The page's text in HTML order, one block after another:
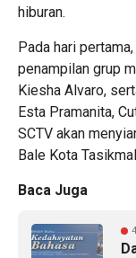
hiburan.
Pada hari
penampilan grup
Kiesha Alvaro,
Esta Pramanita,
SCTV akan
Bale Kota
Baca Juga